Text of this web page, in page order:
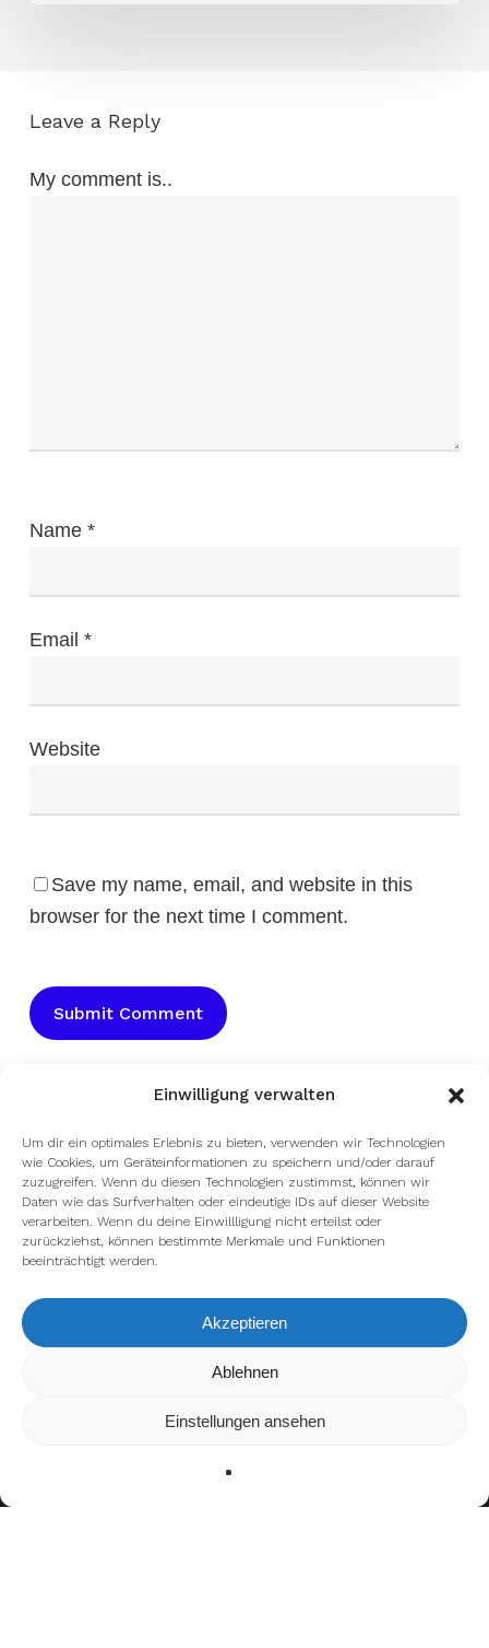
Einwilligung verwalten
Um dir ein optimales Erlebnis zu bieten, verwenden wir Technologien
wie Cookies, um Geräteinformationen zu speichern und/oder darauf
zuzugreifen. Wenn du diesen Technologien zustimmst, können wir
Daten wie das Surfverhalten oder eindeutige IDs auf dieser Website
verarbeiten. Wenn du deine Einwillligung nicht erteilst oder
zurückziehst, können bestimmte Merkmale und Funktionen
beeinträchtigt werden.
Akzeptieren
Ablehnen
Einstellungen ansehen
Leave a Reply
My comment is..
Name *
Email *
Website
Save my name, email, and website in this
browser for the next time I comment.
Wir verwenden Cookies, um dir die bestmögliche Erfahrung auf
kannst du erfahren, welche Cookies wir
verwenden oder sie ausschalten.